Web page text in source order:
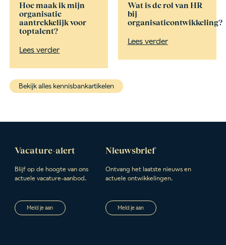
Hoe maak ik mijn
organisatie
aantrekkelijk voor
toptalent?
Lees verder
Wat is de rol van HR
bij
organisatieontwikkeling?
Lees verder
Bekijk alles kennisbankartikelen
Vacature-alert
Blijf op de hoogte van ons
actuele vacature-aanbod.
Meld je aan
Nieuwsbrief
Ontvang het laatste nieuws en
actuele ontwikkelingen.
Meld je aan